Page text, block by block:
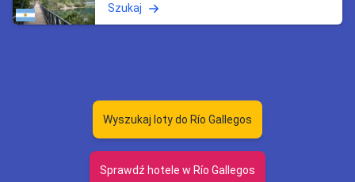
Szukaj
Wyszukaj loty do Río Gallegos
Sprawdź hotele w Río Gallegos